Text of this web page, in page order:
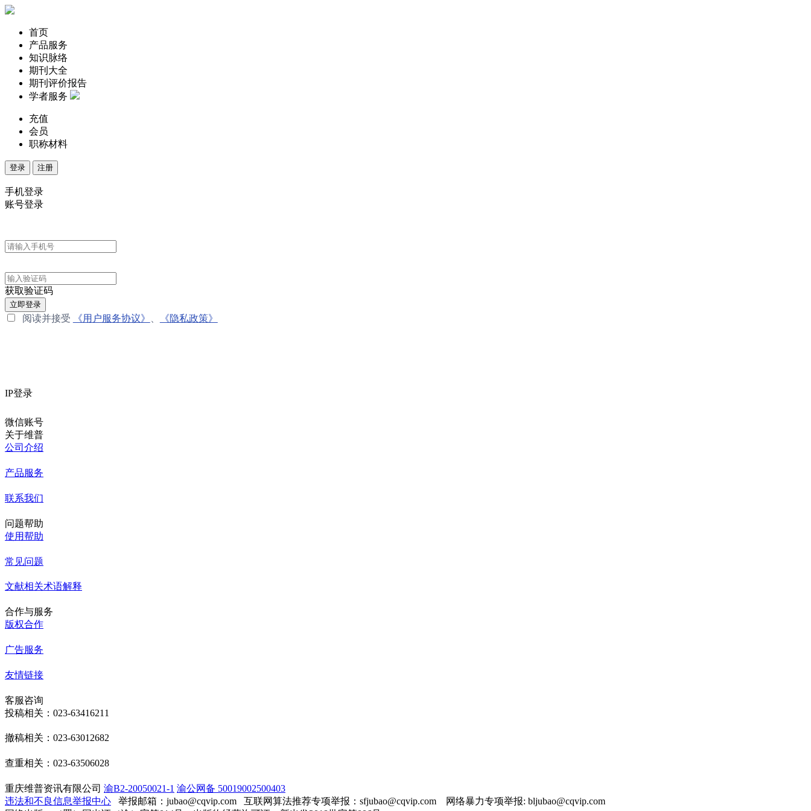
首页
产品服务
知识脉络
期刊大全
期刊评价报告
学者服务
充值
会员
职称材料
登录 注册
手机登录
账号登录
获取验证码
立即登录
阅读并接受 《用户服务协议》 《隐私政策》
IP登录
微信账号
关于维普
公司介绍
产品服务
联系我们
问题帮助
使用帮助
常见问题
文献相关术语解释
合作与服务
版权合作
广告服务
友情链接
客服咨询
投稿相关：023-63416211
撤稿相关：023-63012682
查重相关：023-63506028
重庆维普资讯有限公司 渝B2-20050021-1 渝公网备 50019002500403
违法和不良信息举报中心 举报邮箱：jubao@cqvip.com 互联网算法推荐专项举报：sfjubao@cqvip.com 网络暴力专项举报: bljubao@cqvip.com